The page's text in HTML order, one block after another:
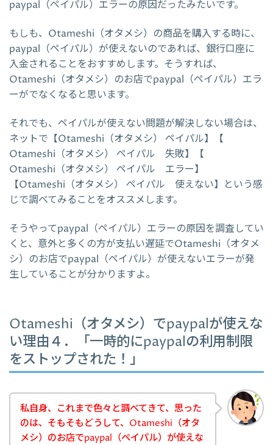
paypal（ペイパル）エラーの原因だったみたいです。
もしも、Otameshi（オタメシ）の商品を購入する時に、
paypal（ペイパル）が使えないのであれば、銀行口座に
入金されることをおすすめします。そうすれば、
Otameshi（オタメシ）のお店でpaypal（ペイパル）エラ
ーがでなくなると思います。
それでも、ペイパルが使えない問題が解決しない場合は、
ネットで【Otameshi（オタメシ） ペイパル】【
Otameshi（オタメシ） ペイパル 失敗】【
Otameshi（オタメシ） ペイパル エラー】
【Otameshi（オタメシ） ペイパル 使えない】という感
じで調べてみることをオススメします。
そうやってpaypal（ペイパル）エラーの原因を調査してい
くと、意外と多くの方が支払い遅延でOtameshi（オタメ
シ）のお店でpaypal（ペイパル）が使えないエラーが発
生していることが分かりますよ。
Otameshi（オタメシ）でpaypalが使えな
い理由４．「一時的にpaypalの利用制限
をストップされた！」
私自身、これまで色々と調べてきて、思った
のは、そもそもどうして、Otameshi（オタ
メシ）のお店でpaypal（ペイパル）が使えな